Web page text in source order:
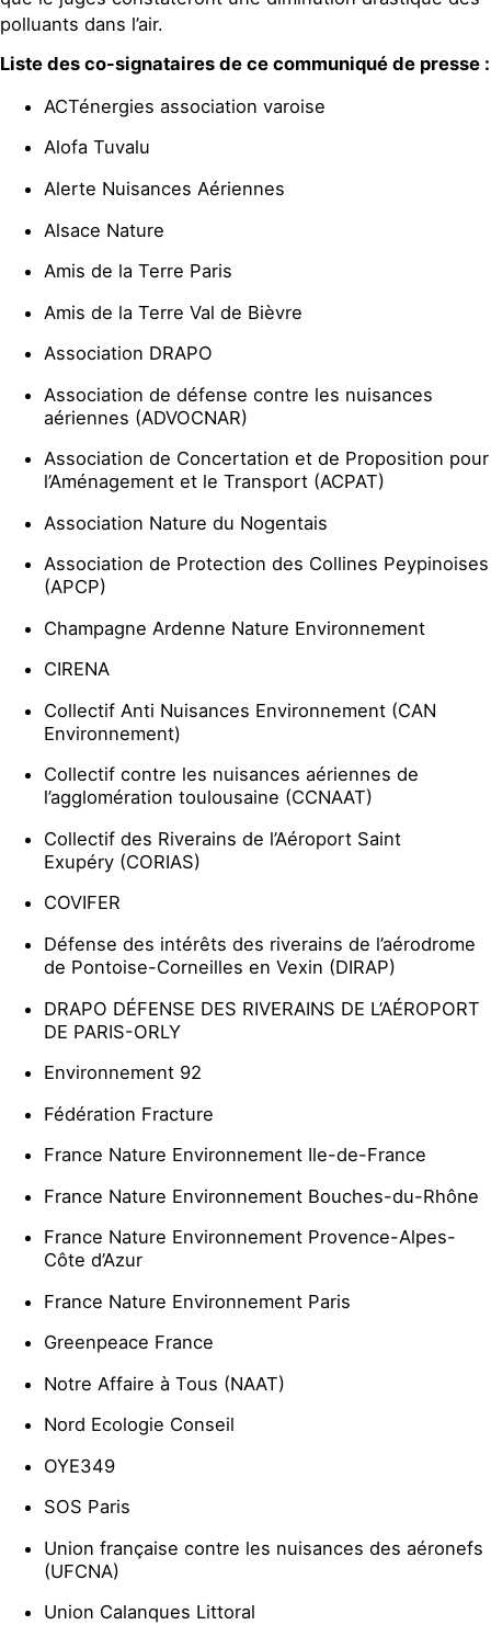
polluants dans l’air.
Liste des co-signataires de ce communiqué de presse :
ACTénergies association varoise
Alofa Tuvalu
Alerte Nuisances Aériennes
Alsace Nature
Amis de la Terre Paris
Amis de la Terre Val de Bièvre
Association DRAPO
Association de défense contre les nuisances
aériennes (ADVOCNAR)
Association de Concertation et de Proposition pour
l’Aménagement et le Transport (ACPAT)
Association Nature du Nogentais
Association de Protection des Collines Peypinoises
(APCP)
Champagne Ardenne Nature Environnement
CIRENA
Collectif Anti Nuisances Environnement (CAN
Environnement)
Collectif contre les nuisances aériennes de
l’agglomération toulousaine (CCNAAT)
Collectif des Riverains de l’Aéroport Saint
Exupéry (CORIAS)
COVIFER
Défense des intérêts des riverains de l’aérodrome
de Pontoise-Corneilles en Vexin (DIRAP)
DRAPO DÉFENSE DES RIVERAINS DE L’AÉROPORT
DE PARIS-ORLY
Environnement 92
Fédération Fracture
France Nature Environnement Ile-de-France
France Nature Environnement Bouches-du-Rhône
France Nature Environnement Provence-Alpes-
Côte d’Azur
France Nature Environnement Paris
Greenpeace France
Notre Affaire à Tous (NAAT)
Nord Ecologie Conseil
OYE349
SOS Paris
Union française contre les nuisances des aéronefs
(UFCNA)
Union Calanques Littoral